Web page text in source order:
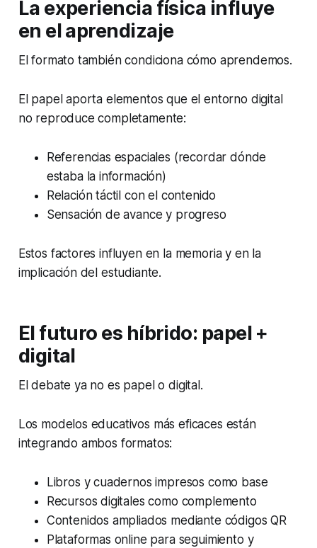
La experiencia física influye
en el aprendizaje
El formato también condiciona cómo aprendemos.
El papel aporta elementos que el entorno digital
no reproduce completamente:
Referencias espaciales (recordar dónde
estaba la información)
Relación táctil con el contenido
Sensación de avance y progreso
Estos factores influyen en la memoria y en la
implicación del estudiante.
El futuro es híbrido: papel +
digital
El debate ya no es papel o digital.
Los modelos educativos más eficaces están
integrando ambos formatos:
Libros y cuadernos impresos como base
Recursos digitales como complemento
Contenidos ampliados mediante códigos QR
Plataformas online para seguimiento y